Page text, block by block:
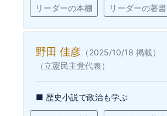
リーダーの本棚 リーダーの著書
野田 佳彦 （2025/10/18 掲載）
（立憲民主党代表）
■ 歴史小説で政治も学ぶ